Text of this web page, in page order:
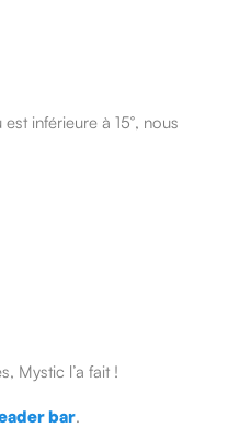
inférieure à 15°, nous
Mystic l’a fait !
bar.